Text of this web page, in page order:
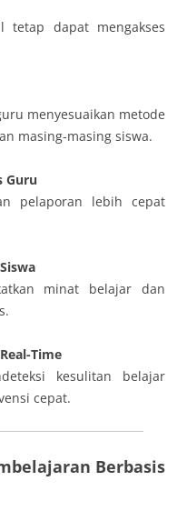
tetap dapat mengakses
menyesuaikan metode
masing-masing siswa.
Guru
pelaporan lebih cepat
minat belajar dan
Time
kesulitan belajar
cepat.
Berbasis